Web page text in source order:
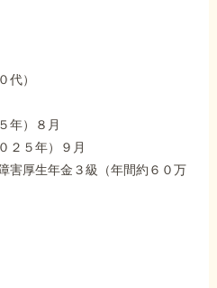
代）
年）８月
２５年）９月
厚生年金３級（年間約６０万